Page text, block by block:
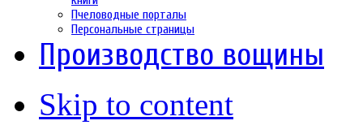
Пчеловодные порталы
Персональные страницы
Производство вощины
Skip to content